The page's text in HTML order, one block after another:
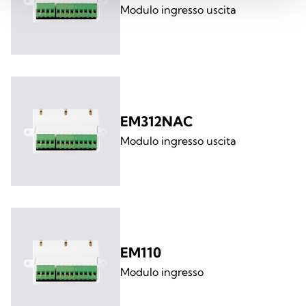
Modulo ingresso uscita
EM312NAC
Modulo ingresso uscita
EM110
Modulo ingresso